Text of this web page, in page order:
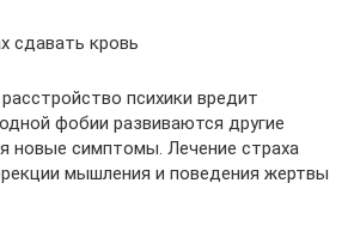
сдавать кровь
психики вредит
фобии развиваются другие
новые симптомы. Лечение страха
мышления и поведения жертвы